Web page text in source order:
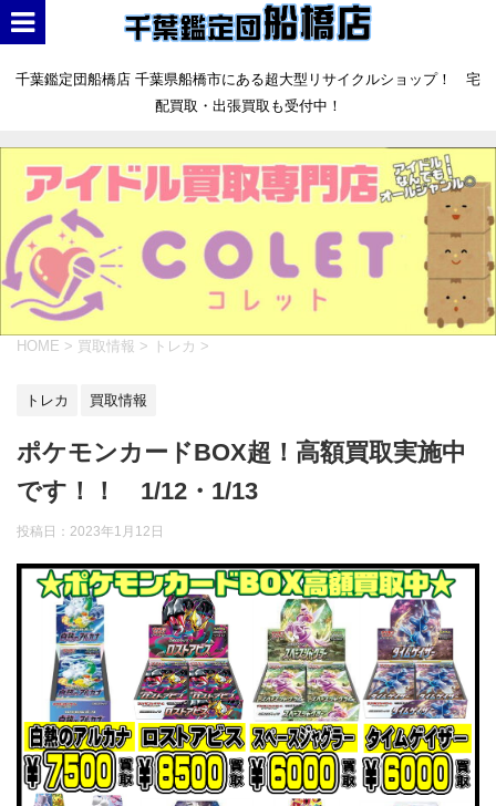
千葉鑑定団船橋店 千葉県船橋市にある超大型リサイクルショップ！ 宅
配買取・出張買取も受付中！
HOME > 買取情報 > トレカ >
トレカ 買取情報
ポケモンカードBOX超！高額買取実施中
です！！ 1/12・1/13
投稿日： 2023年1月12日